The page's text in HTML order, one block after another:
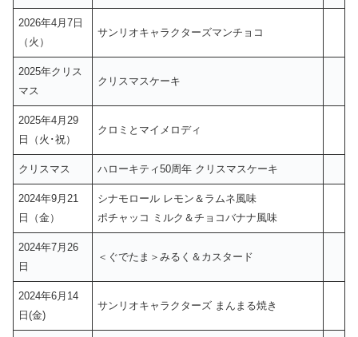
2026年4月7日
（火）
サンリオキャラクターズマンチョコ
2025年クリス
マス
クリスマスケーキ
2025年4月29
日（火･祝）
クロミとマイメロディ
クリスマス ハローキティ50周年 クリスマスケーキ
2024年9月21
日（金）
シナモロール レモン＆ラムネ風味
ポチャッコ ミルク＆チョコバナナ風味
2024年7月26
日
＜ぐでたま＞みるく＆カスタード
2024年6月14
日(金)
サンリオキャラクターズ まんまる焼き